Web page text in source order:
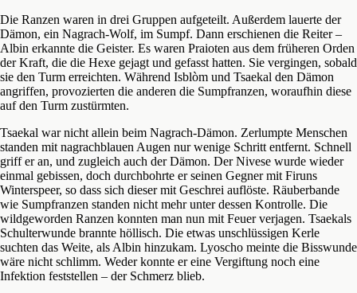
Die Ranzen waren in drei Gruppen aufgeteilt. Außerdem lauerte der
Dämon, ein Nagrach-Wolf, im Sumpf. Dann erschienen die Reiter –
Albin erkannte die Geister. Es waren Praioten aus dem früheren Orden
der Kraft, die die Hexe gejagt und gefasst hatten. Sie vergingen, sobald
sie den Turm erreichten. Während Isblòm und Tsaekal den Dämon
angriffen, provozierten die anderen die Sumpfranzen, woraufhin diese
auf den Turm zustürmten.
Tsaekal war nicht allein beim Nagrach-Dämon. Zerlumpte Menschen
standen mit nagrachblauen Augen nur wenige Schritt entfernt. Schnell
griff er an, und zugleich auch der Dämon. Der Nivese wurde wieder
einmal gebissen, doch durchbohrte er seinen Gegner mit Firuns
Winterspeer, so dass sich dieser mit Geschrei auflöste. Räuberbande
wie Sumpfranzen standen nicht mehr unter dessen Kontrolle. Die
wildgeworden Ranzen konnten man nun mit Feuer verjagen. Tsaekals
Schulterwunde brannte höllisch. Die etwas unschlüssigen Kerle
suchten das Weite, als Albin hinzukam. Lyoscho meinte die Bisswunde
wäre nicht schlimm. Weder konnte er eine Vergiftung noch eine
Infektion feststellen – der Schmerz blieb.